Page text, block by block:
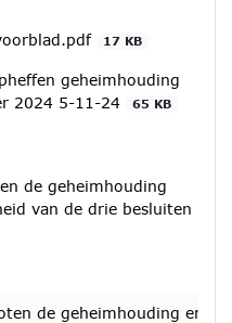
17 KB
geheimhouding
2024 5-11-24
65 KB
de geheimhouding
van de drie besluiten
de geheimhouding en/